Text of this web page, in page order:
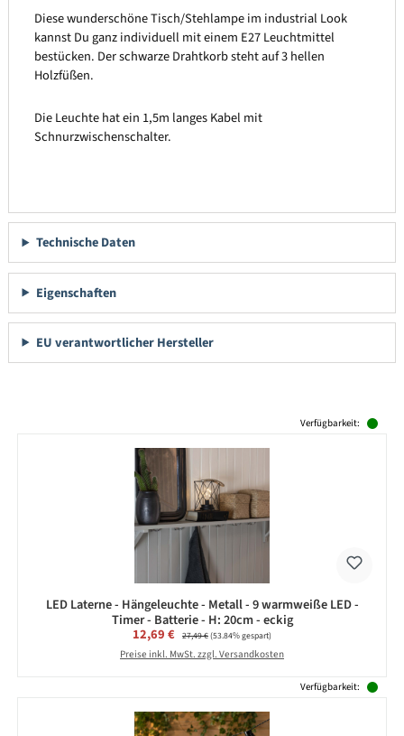
Diese wunderschöne Tisch/Stehlampe im industrial Look
kannst Du ganz individuell mit einem E27 Leuchtmittel
bestücken. Der schwarze Drahtkorb steht auf 3 hellen
Holzfüßen.
Die Leuchte hat ein 1,5m langes Kabel mit
Schnurzwischenschalter.
Technische Daten
Eigenschaften
EU verantwortlicher Hersteller
Verfügbarkeit:
LED Laterne - Hängeleuchte - Metall - 9 warmweiße LED -
Timer - Batterie - H: 20cm - eckig
Verkaufspreis:
12,69 € Regulärer Preis:
27,49 €(53.84% gespart)
Preise inkl. MwSt. zzgl. Versandkosten
Verfügbarkeit: